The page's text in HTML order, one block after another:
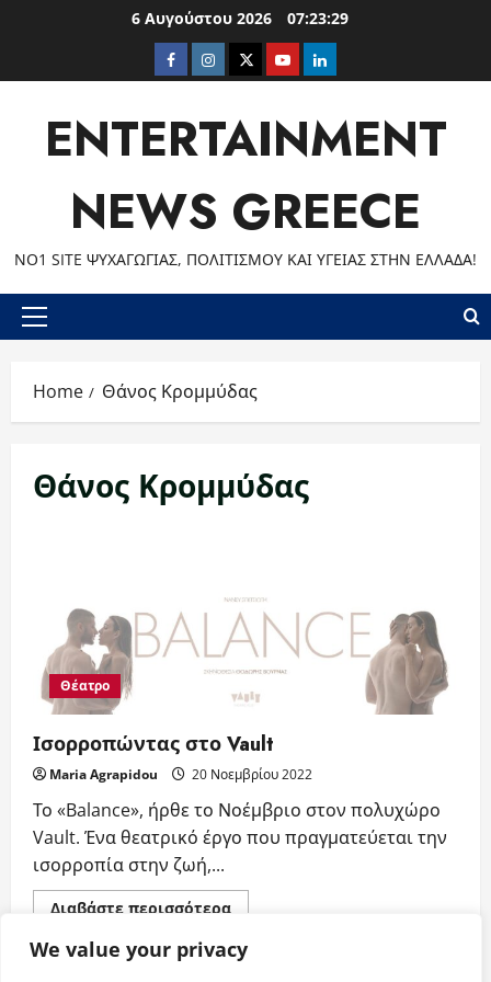
We value your privacy
6 Αυγούστου 2026 07:23:29
Facebook
Instagram
TwitterYoutubeLinkedIn
ENTERTAINMENT
NEWS GREECE
ΝΟ1 SITE ΨΥΧΑΓΩΓΊΑΣ, ΠΟΛΙΤΙΣΜΟΎ ΚΑΙ ΥΓΕΊΑΣ ΣΤΗΝ ΕΛΛΆΔΑ!
Primary
Home Θάνος Κρομμύδας
Θάνος Κρομμύδας
Θέατρο
Ισορροπώντας στο Vault
Maria Agrapidou 20 Νοεμβρίου 2022
Το «Balance», ήρθε το Νοέμβριο στον πολυχώρο
Vault. Ένα θεατρικό έργο που πραγματεύεται την
ισορροπία στην ζωή,...
Διαβάστε περισσότεραRead
Ισορροπώντας
στο